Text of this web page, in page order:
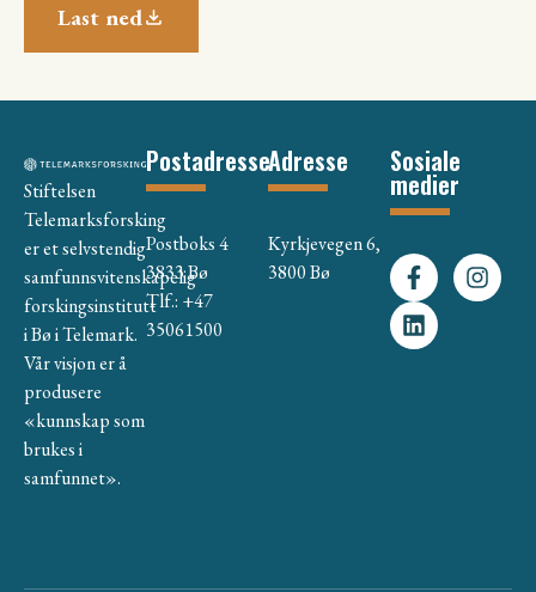
Last ned
Stiftelsen
Telemarksforsking
er et selvstendig
samfunnsvitenskapelig
forskingsinstitutt
i Bø i Telemark.
Vår visjon er å
produsere
«kunnskap som
brukes i
samfunnet».
Postadresse
Postboks 4
3833 Bø
Tlf.: +47
35061500
Adresse
Kyrkjevegen 6,
3800 Bø
Sosiale
medier